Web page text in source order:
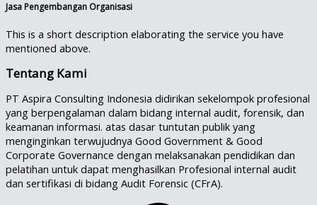
Jasa Pengembangan Organisasi
This is a short description elaborating the service you have
mentioned above.​
Tentang Kami
PT Aspira Consulting Indonesia didirikan sekelompok profesional
yang berpengalaman dalam bidang internal audit, forensik, dan
keamanan informasi. atas dasar tuntutan publik yang
menginginkan terwujudnya Good Government & Good
Corporate Governance dengan melaksanakan pendidikan dan
pelatihan untuk dapat menghasilkan Profesional internal audit
dan sertifikasi di bidang Audit Forensic (CFrA).